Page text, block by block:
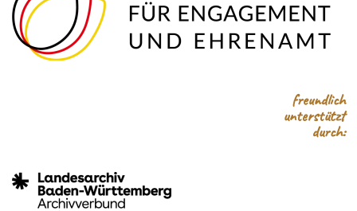
freundlich
unterstützt
durch: